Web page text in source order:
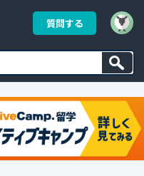
質問する